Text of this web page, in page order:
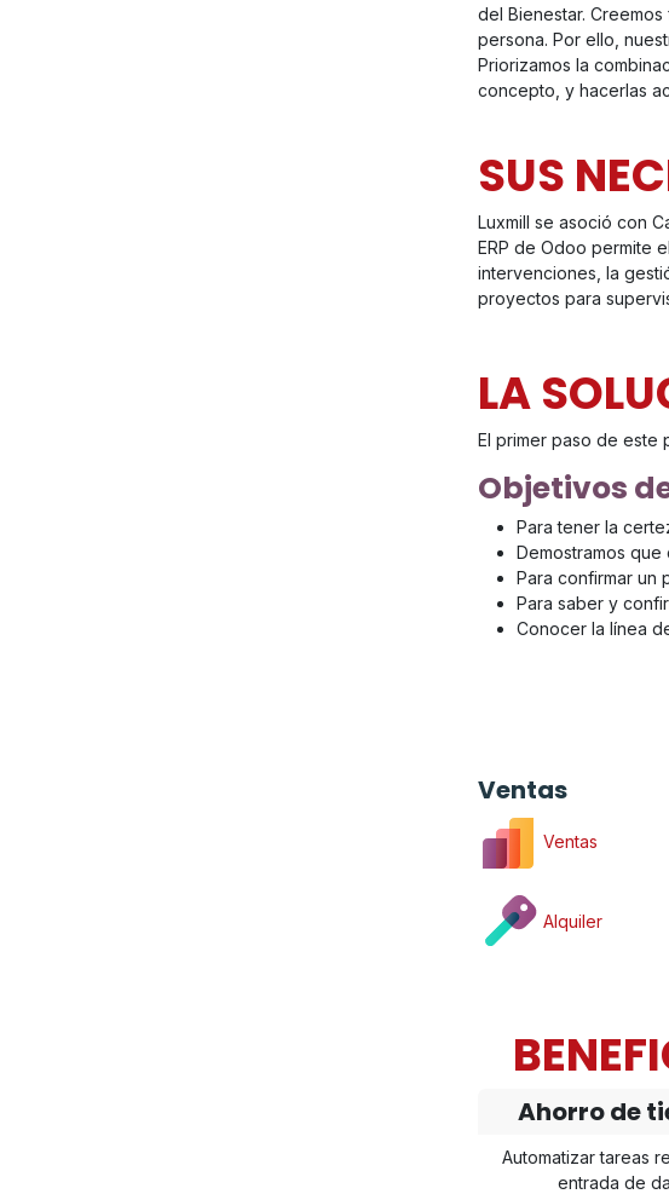
del Bienestar.
persona. Por ello,
Priorizamos la
concepto, y hacerlas
SUS
Luxmill se asoció con
ERP de Odoo permite
intervenciones, la
proyectos para
LA
El primer paso de este
Objetivos
Para tener la
Demostramos
Para confirmar un
Para saber y
Conocer la línea
Ventas
Ventas
Alquiler
Ahorro de
Automatizar tareas
entrada de